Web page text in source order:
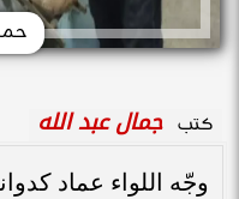
كتب جمال عبد الله
وجّه اللواء عماد